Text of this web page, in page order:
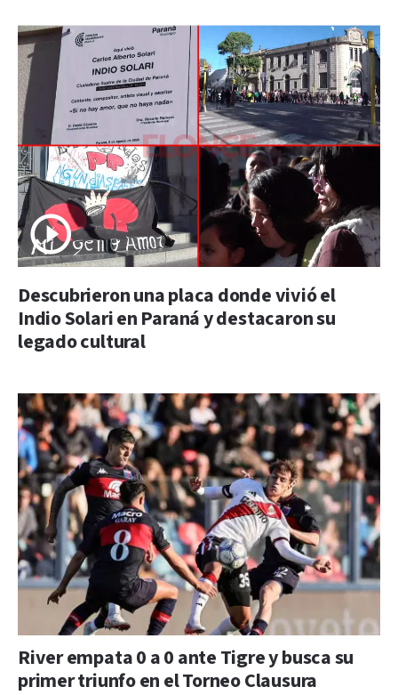
Descubrieron una placa donde vivió el
Indio Solari en Paraná y destacaron su
legado cultural
River empata 0 a 0 ante Tigre y busca su
primer triunfo en el Torneo Clausura